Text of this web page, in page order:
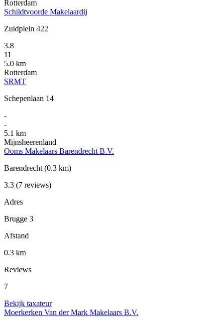
Rotterdam
Schildtvoorde Makelaardij
Zuidplein 422
3.8
11
5.0 km
Rotterdam
SRMT
Schepenlaan 14
-
-
5.1 km
Mijnsheerenland
Ooms Makelaars Barendrecht B.V.
Barendrecht (0.3 km)
3.3 (7 reviews)
Adres
Brugge 3
Afstand
0.3 km
Reviews
7
Bekijk taxateur
Moerkerken Van der Mark Makelaars B.V.